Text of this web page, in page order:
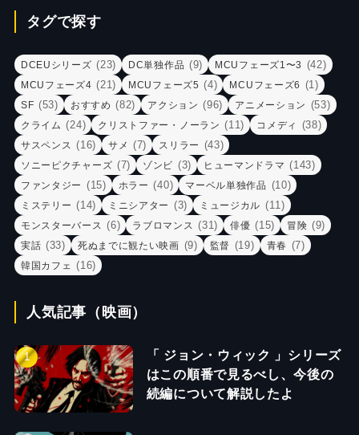
タグで探す
DCEUシリーズ (23) DC単独作品 (9) MCUフェーズ1〜3 (42)
MCUフェーズ4 (21) MCUフェーズ5 (4) MCUフェーズ6 (1)
SF (53) おすすめ (82) アクション (96) アニメーション (53)
クライム (24) クリストファー・ノーラン (11) コメディ (38)
サスペンス (16) サメ (7) スリラー (43)
ソニーピクチャーズ (7) ゾンビ (3) ヒューマンドラマ (143)
ファンタジー (15) ホラー (40) マーベル単独作品 (10)
ミステリー (14) ミニシアター (3) ミュージカル (11)
モンスターバース (6) ラブロマンス (31) 俳優 (15) 冒険 (9)
実話 (33) 死ぬまでに観たい映画 (9) 監督 (19) 青春 (7)
韓国カフェ (16)
人気記事（映画）
「 ジョン・ウィック 」シリーズ
はこの順番で見るべし、今後の
続編について解説したよ